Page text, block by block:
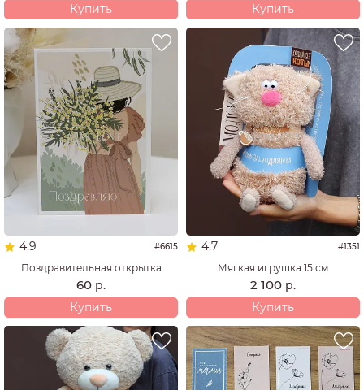
Купить
Купить
4.9 #6615
Поздравительная открытка
60 р.
Купить
4.7 #1351
Мягкая игрушка 15 см
2 100 р.
Купить